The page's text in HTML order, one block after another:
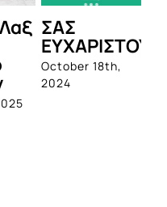
BIOTIX: Η
1η
ολοκληρωμένη
σειρά